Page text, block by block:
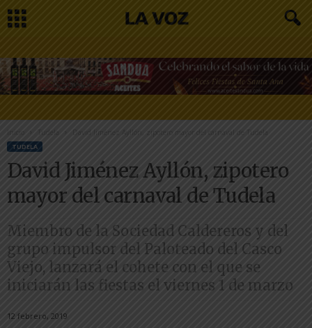
Inicio Tudela David Jiménez Ayllón, zipotero mayor del carnaval de Tudela
TUDELA
David Jiménez Ayllón, zipotero
mayor del carnaval de Tudela
Miembro de la Sociedad Caldereros y del
grupo impulsor del Paloteado del Casco
Viejo, lanzará el cohete con el que se
iniciarán las fiestas el viernes 1 de marzo
12 febrero, 2019